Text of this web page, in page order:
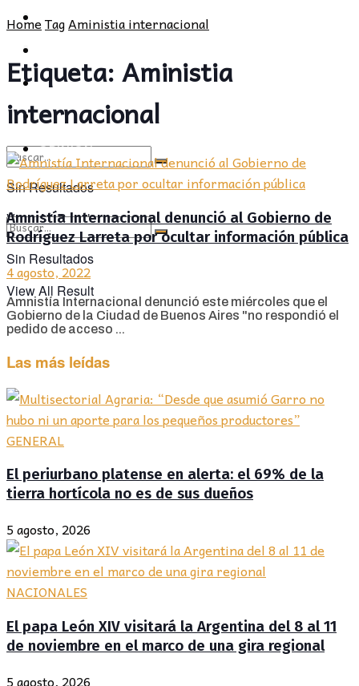
CULTURA
OPINIÓN
Sin Resultados
View All Result
PROVINCIA
SOCIEDAD
CULTURA
OPINIÓN
Sin Resultados
View All Result
HomeTagAministia internacional
Etiqueta:Aministia
internacional
Amnistía Internacional denunció al Gobierno de
Rodríguez Larreta por ocultar información pública
4 agosto, 2022
Amnistía Internacional denunció este miércoles que el
Gobierno de la Ciudad de Buenos Aires "no respondió el
pedido de acceso ...
Las más leídas
GENERAL
El periurbano platense en alerta: el 69% de la
tierra hortícola no es de sus dueños
5 agosto, 2026
NACIONALES
El papa León XIV visitará la Argentina del 8 al 11
de noviembre en el marco de una gira regional
5 agosto, 2026